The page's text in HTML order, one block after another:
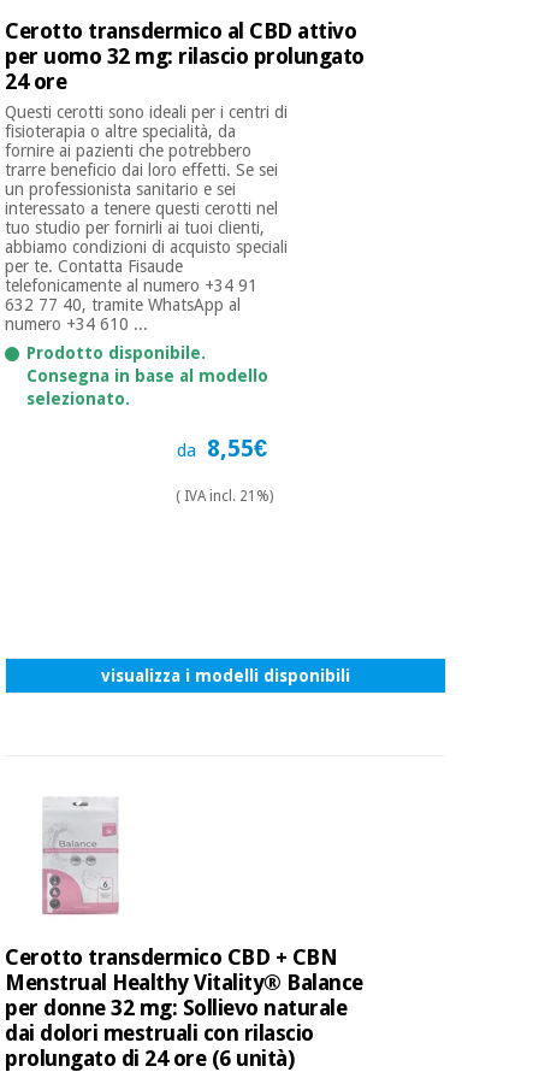
Cerotto transdermico al CBD attivo
per uomo 32 mg: rilascio prolungato
24 ore
Questi cerotti sono ideali per i centri di
fisioterapia o altre specialità, da
fornire ai pazienti che potrebbero
trarre beneficio dai loro effetti. Se sei
un professionista sanitario e sei
interessato a tenere questi cerotti nel
tuo studio per fornirli ai tuoi clienti,
abbiamo condizioni di acquisto speciali
per te. Contatta Fisaude
telefonicamente al numero +34 91
632 77 40, tramite WhatsApp al
numero +34 610 ...
Prodotto disponibile.
Consegna in base al modello
selezionato.
da 8,55€
( IVA incl. 21%)
visualizza i modelli disponibili
Cerotto transdermico CBD + CBN
Menstrual Healthy Vitality® Balance
per donne 32 mg: Sollievo naturale
dai dolori mestruali con rilascio
prolungato di 24 ore (6 unità)